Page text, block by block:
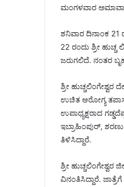
ಮಂಗಳವಾರ
ಶನಿವಾರ ದಿನಾಂಕ 21
22 ರಂದು ಶ್ರೀ
ಜರುಗಲಿದೆ. ನಂತರ
ಶ್ರೀ
ಉಚಿತ ಆರೋಗ್ಯ
ಉಪಾಧ್ಯಕ್ಷರಾದ
ಇಬ್ರಾಹಿಂಪುರ್,
ತಿಳಿಸಿದ್ದಾರೆ.
ಶ್ರೀ
ವಿನಂತಿಸಿದ್ದಾರೆ.